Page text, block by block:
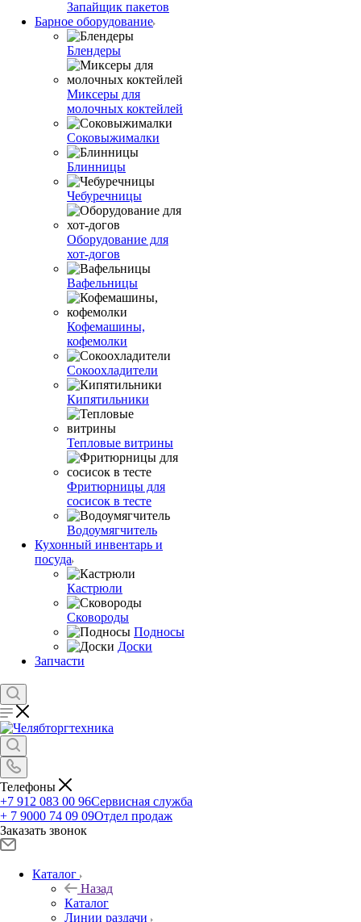
Запайщик пакетов
Барное оборудование
Блендеры
Миксеры для
молочных коктейлей
Соковыжималки
Блинницы
Чебуречницы
Оборудование для
хот-догов
Вафельницы
Кофемашины,
кофемолки
Сокоохладители
Кипятильники
Тепловые витрины
Фритюрницы для
сосисок в тесте
Водоумягчитель
Кухонный инвентарь и
посуда
Кастрюли
Сковороды
Подносы
Доски
Запчасти
Телефоны
+7 912 083 00 96Сервисная служба
+ 7 9000 74 09 09Отдел продаж
Заказать звонок
Каталог
Назад
Каталог
Линии раздачи